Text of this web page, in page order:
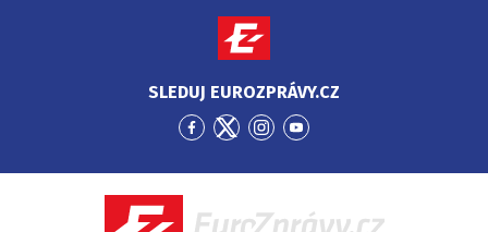
SLEDUJ EUROZPRÁVY.CZ
Přejít
Facebook
Přejít
Twitter
Přejít
Instagram
Přejít
YouTube
EuroZprávy.cz